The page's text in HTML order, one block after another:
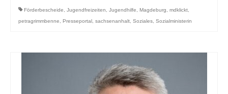
Förderbescheide Jugendfreizeiten Jugendhilfe Magdeburg mdklickt
petragrimmbenne
Presseportal sachsenanhalt Soziales Sozialministerin